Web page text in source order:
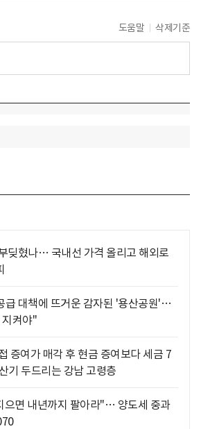
도움말 삭제기준
딪혔나… 국내선 가격 올리고 해외로
급 대책에 뜨거운 감자된 '용산공원'…
지켜야"
증여가 매각 후 현금 증여보다 세금 7
기 두드리는 강남 고령층
으면 내년까지 팔아라"… 양도세 중과